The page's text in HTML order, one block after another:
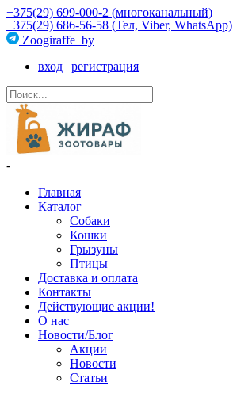
+375(29) 699-000-2 (многоканальный)
+375(29) 686-56-58 (Тел, Viber, WhatsApp)
Zoogiraffe_by
вход | регистрация
-
Главная
Каталог
Собаки
Кошки
Грызуны
Птицы
Доставка и оплата
Контакты
Действующие акции!
О нас
Новости/Блог
Акции
Новости
Статьи